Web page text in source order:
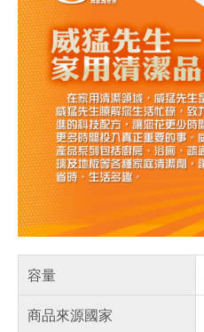
容量
商品來源國家